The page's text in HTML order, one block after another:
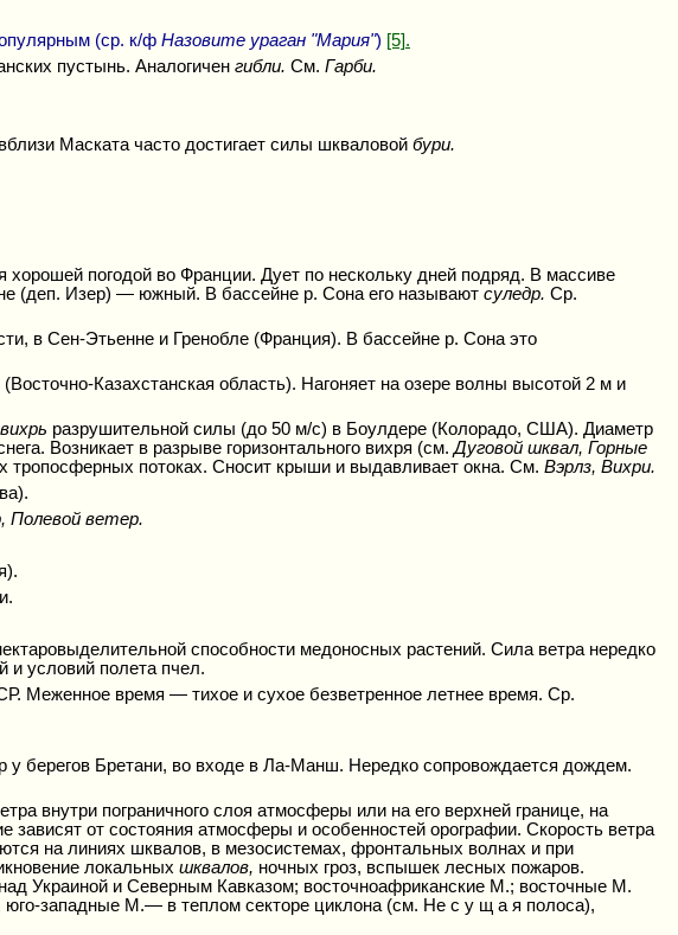
(ср. к/ф Назовите ураган "Мария") [5].
пустынь. Аналогичен гибли. См. Гарби.
Маската часто достигает силы шкваловой бури.
погодой во Франции. Дует по нескольку дней подряд. В массиве
(деп. Изер) — южный. В бассейне р. Сона его называют суледр. Ср.
в Сен-Этьенне и Гренобле (Франция). В бассейне р. Сона это
Казахстанская область). Нагоняет на озере волны высотой 2 м и
вихрь разрушительной силы (до 50 м/с) в Боулдере (Колорадо, США). Диаметр
Возникает в разрыве горизонтального вихря (см.Дуговой шквал, Горные
тропосферных потоках. Сносит крыши и выдавливает окна. См. Вэрлз, Вихри.
Полевой ветер.
способности медоносных растений. Сила ветра нередко
и условий полета пчел.
Меженное время — тихое и сухое безветренное летнее время. Ср.
берегов Бретани, во входе в Ла-Манш. Нередко сопровождается дождем.
внутри пограничного слоя атмосферы или на его верхней границе, на
от состояния атмосферы и особенностей орографии. Скорость ветра
на линиях шквалов, в мезосистемах, фронтальных волнах и при
локальных шквалов, ночных гроз, вспышек лесных пожаров.
Украиной и Северным Кавказом; восточноафриканские М.; восточные М.
западные М.— в теплом секторе циклона (см. Не с у щ а я полоса),